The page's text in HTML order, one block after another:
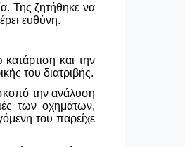
Της ζητήθηκε να
ευθύνη.
και την
του διατριβής.
την ανάλυση
των οχημάτων,
του παρείχε